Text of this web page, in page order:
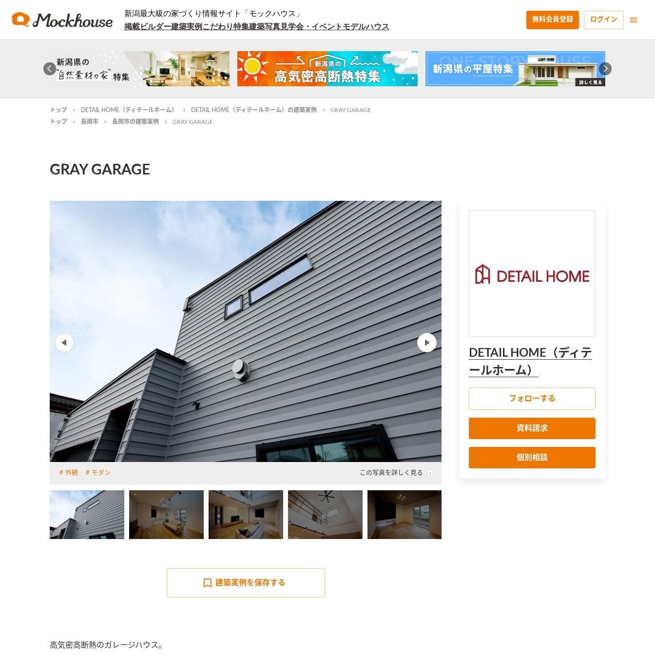
新潟最大級の家づくり情報サイト「モックハウス」
掲載ビルダー建築実例 こだわり特集建築写真見学会・イベント モデルハウス
無料会員登録 ログイン
トップ DETAIL HOME（ディテールホーム） DETAIL HOME（ディテールホーム）の建築実例
GRAY GARAGE
トップ
長岡市 長岡市の建築実例 GRAY GARAGE
GRAY GARAGE
外観 モダン この写真を詳しく見る
建築実例を保存する
高気密高断熱のガレージハウス。
DETAIL HOME（ディテ
ールホーム）
フォローする
資料請求
個別相談